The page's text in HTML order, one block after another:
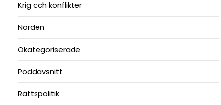
Krig och konflikter
Norden
Okategoriserade
Poddavsnitt
Rättspolitik